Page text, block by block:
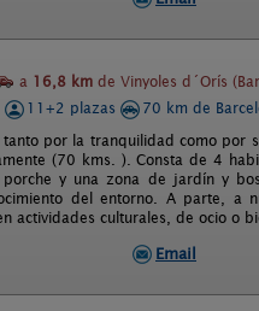
a 16,8 km de Vinyoles d´Orís
11+2 plazas
70 km de
por la tranquilidad como por
(70 kms. ). Consta de 4
y una zona de jardín y
del entorno. A parte, a
actividades culturales, de ocio o
Email